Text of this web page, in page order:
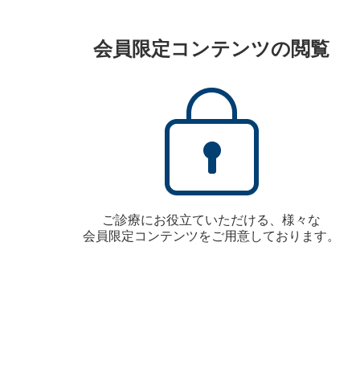
会員限定コンテンツの閲覧
ご診療にお役立ていただける、様々な
会員限定コンテンツをご用意しております。